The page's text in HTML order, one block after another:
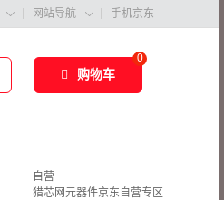
 网站导航  手机京东
0
购物车
自营
猎芯网元器件京东自营专区